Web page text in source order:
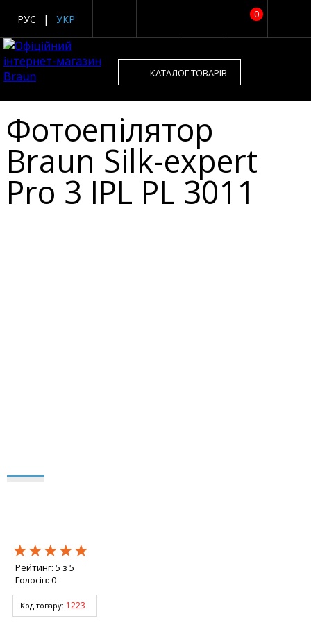
0
РУС УКР
КАТАЛОГ ТОВАРІВ
Фотоепілятор
Braun Silk-expert
Pro 3 IPL PL 3011
★★★★★
★★★★★
★★★★★
Рейтинг: 5 з 5
Голосів: 0
Код товару: 1223